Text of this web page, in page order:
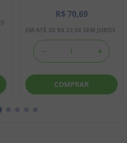
R$ 70,69
EM ATÉ 3X R$ 23,56 SEM JUROS
＋
－
COMPRAR